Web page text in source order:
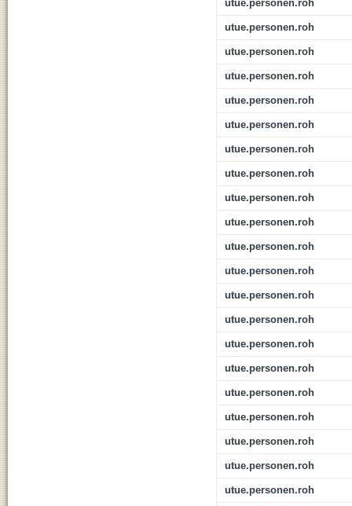
utue.personen.roh
utue.personen.roh
utue.personen.roh
utue.personen.roh
utue.personen.roh
utue.personen.roh
utue.personen.roh
utue.personen.roh
utue.personen.roh
utue.personen.roh
utue.personen.roh
utue.personen.roh
utue.personen.roh
utue.personen.roh
utue.personen.roh
utue.personen.roh
utue.personen.roh
utue.personen.roh
utue.personen.roh
utue.personen.roh
utue.personen.roh